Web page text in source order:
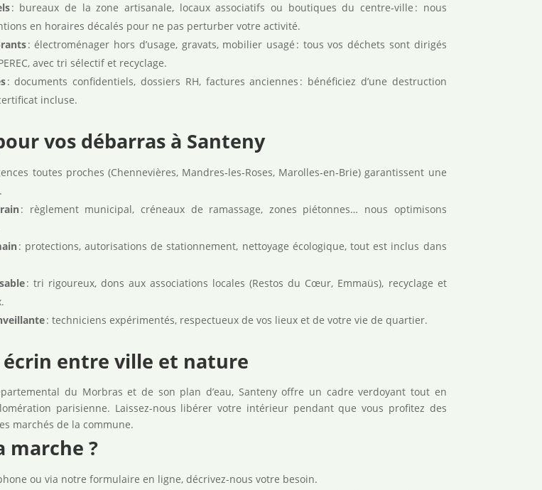
: bureaux de la zone artisanale, locaux associatifs ou boutiques du centre‑ville : nous
en horaires décalés pour ne pas perturber votre activité.
: électroménager hors d’usage, gravats, mobilier usagé : tous vos déchets sont dirigés
avec tri sélectif et recyclage.
: documents confidentiels, dossiers RH, factures anciennes : bénéficiez d’une destruction
incluse.
vos débarras à Santeny
toutes proches (Chennevières, Mandres‑les‑Roses, Marolles‑en‑Brie) garantissent une
: règlement municipal, créneaux de ramassage, zones piétonnes… nous optimisons
: protections, autorisations de stationnement, nettoyage écologique, tout est inclus dans
: tri rigoureux, dons aux associations locales (Restos du Cœur, Emmaüs), recyclage et
: techniciens expérimentés, respectueux de vos lieux et de votre vie de quartier.
écrin entre ville et nature
du Morbras et de son plan d’eau, Santeny offre un cadre verdoyant tout en
parisienne. Laissez-nous libérer votre intérieur pendant que vous profitez des
marchés de la commune.
marche ?
ou via notre formulaire en ligne, décrivez-nous votre besoin.